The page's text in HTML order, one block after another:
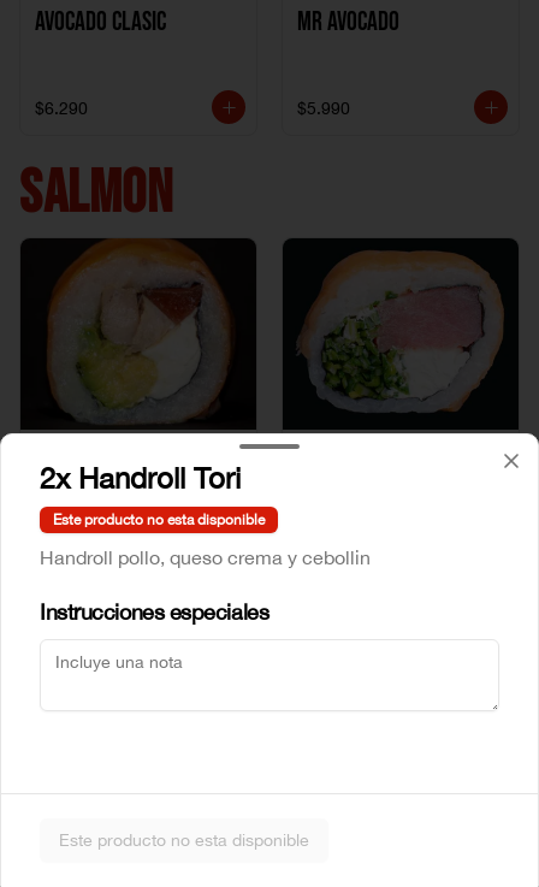
Avocado clasic
$6.290
Mr Avocado
$5.990
SALMON
Sake Atun
2x Handroll Tori
Este producto no esta disponible
Handroll pollo, queso crema y cebollin
Instrucciones especiales
Este producto no esta disponible